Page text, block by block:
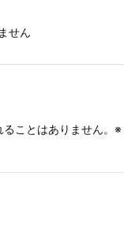
せん
ことはありません。 ※